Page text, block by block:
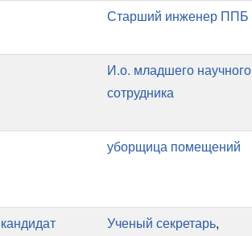
Старший инженер ППБ
И.о. младшего научного
сотрудника
уборщица помещений
кандидат Ученый секретарь,